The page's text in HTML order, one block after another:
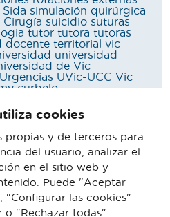
Sida simulación quirúrgica
Cirugía suicidio suturas
tutor tutora tutoras
docente territorial vic
universidad
de Vic
Urgencias UVic-UCC Vic
curbelo
Hospitalari de Vic
Pla 'El Vigatà', 1
93 702 77 16
cookies
propias y de terceros para
del usuario, analizar el
en el sitio web y
Puede "Aceptar
"Configurar las cookies"
o "Rechazar todas"